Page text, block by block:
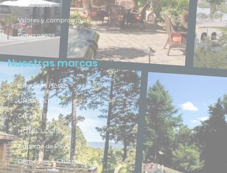
Cifras clave
Valores y compromisos
Gobernanza
Nuestras marcas
Singuliers Hôtels
URBAN STYLE
CIT’HOTEL
HOTEL LOGIS
Auberge de Pays
Demeures & Châteaux